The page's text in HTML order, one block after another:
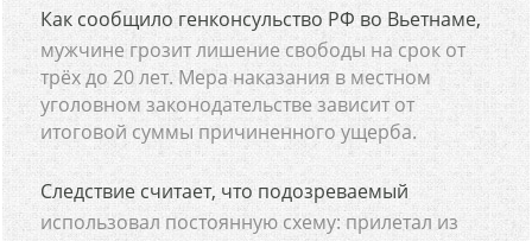
Как сообщило генконсульство РФ во Вьетнаме,
мужчине грозит лишение свободы на срок от
трёх до 20 лет. Мера наказания в местном
уголовном законодательстве зависит от
итоговой суммы причиненного ущерба.
Следствие считает, что подозреваемый
использовал постоянную схему: прилетал из